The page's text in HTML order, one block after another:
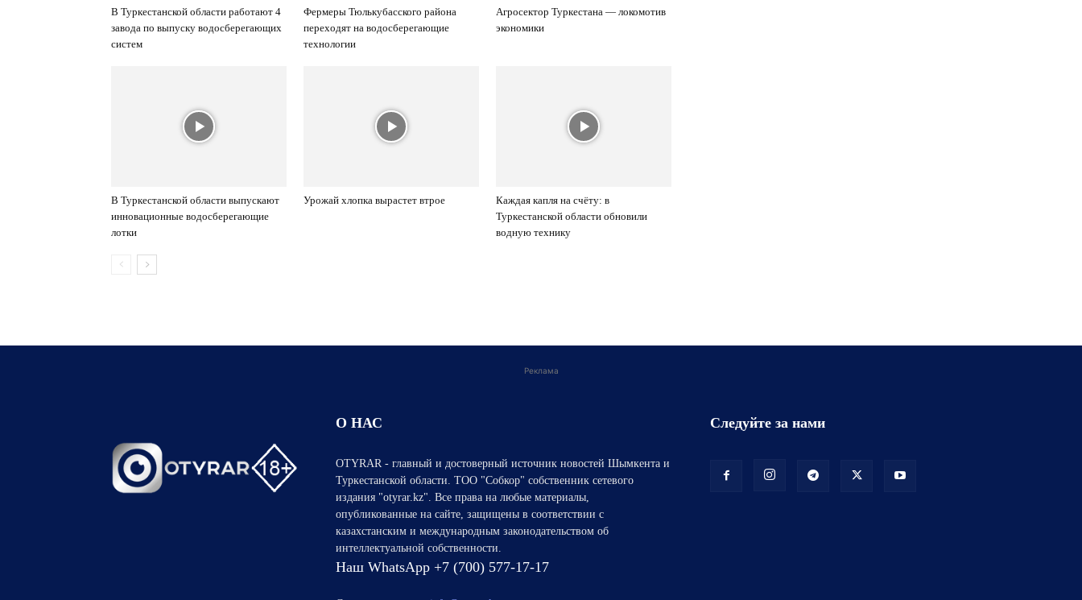
В Туркестанской области работают 4
завода по выпуску водосберегающих
систем
Фермеры Тюлькубасского района
переходят на водосберегающие
технологии
Агросектор Туркестана — локомотив
экономики
В Туркестанской области выпускают
инновационные водосберегающие
лотки
Урожай хлопка вырастет втрое
Каждая капля на счёту: в
Туркестанской области обновили
водную технику
Реклама
О НАС
OTYRAR - главный и достоверный источник новостей Шымкента и
Туркестанской области. ТОО "Собкор" собственник сетевого
издания "otyrar.kz". Все права на любые материалы,
опубликованные на сайте, защищены в соответствии с
казахстанским и международным законодательством об
интеллектуальной собственности.
Наш WhatsApp +7 (700) 577-17-17
Следуйте за нами